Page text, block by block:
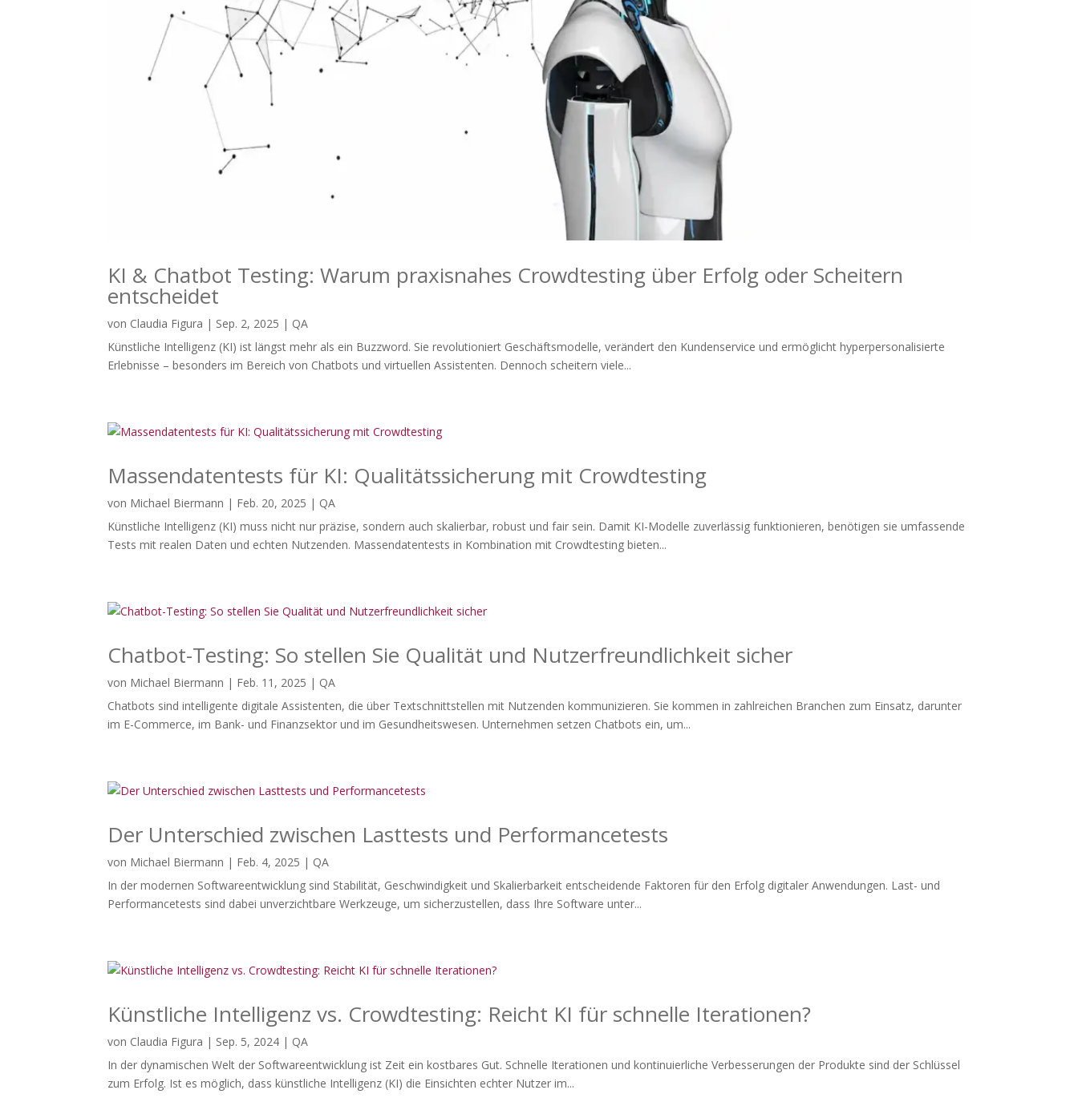
KI & Chatbot Testing: Warum praxisnahes Crowdtesting über Erfolg oder Scheitern
entscheidet
von Claudia Figura | Sep. 2, 2025 | QA
Künstliche Intelligenz (KI) ist längst mehr als ein Buzzword. Sie revolutioniert Geschäftsmodelle, verändert den Kundenservice und ermöglicht hyperpersonalisierte
Erlebnisse – besonders im Bereich von Chatbots und virtuellen Assistenten. Dennoch scheitern viele...
Massendatentests für KI: Qualitätssicherung mit Crowdtesting
von Michael Biermann | Feb. 20, 2025 | QA
Künstliche Intelligenz (KI) muss nicht nur präzise, sondern auch skalierbar, robust und fair sein. Damit KI-Modelle zuverlässig funktionieren, benötigen sie umfassende
Tests mit realen Daten und echten Nutzenden. Massendatentests in Kombination mit Crowdtesting bieten...
Chatbot-Testing: So stellen Sie Qualität und Nutzerfreundlichkeit sicher
von Michael Biermann | Feb. 11, 2025 | QA
Chatbots sind intelligente digitale Assistenten, die über Textschnittstellen mit Nutzenden kommunizieren. Sie kommen in zahlreichen Branchen zum Einsatz, darunter
im E-Commerce, im Bank- und Finanzsektor und im Gesundheitswesen. Unternehmen setzen Chatbots ein, um...
Der Unterschied zwischen Lasttests und Performancetests
von Michael Biermann | Feb. 4, 2025 | QA
In der modernen Softwareentwicklung sind Stabilität, Geschwindigkeit und Skalierbarkeit entscheidende Faktoren für den Erfolg digitaler Anwendungen. Last- und
Performancetests sind dabei unverzichtbare Werkzeuge, um sicherzustellen, dass Ihre Software unter...
Künstliche Intelligenz vs. Crowdtesting: Reicht KI für schnelle Iterationen?
von Claudia Figura | Sep. 5, 2024 | QA
In der dynamischen Welt der Softwareentwicklung ist Zeit ein kostbares Gut. Schnelle Iterationen und kontinuierliche Verbesserungen der Produkte sind der Schlüssel
zum Erfolg. Ist es möglich, dass künstliche Intelligenz (KI) die Einsichten echter Nutzer im...